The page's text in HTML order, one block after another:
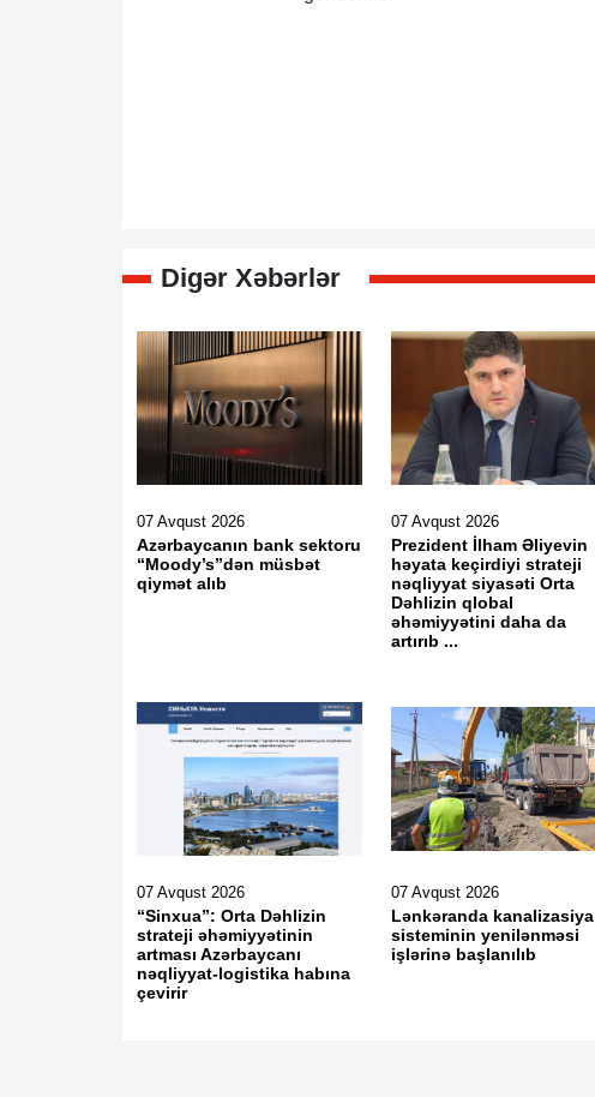
Digər Xəbərlər
07 Avqust 2026
Azərbaycanın bank sektoru
“Moody’s”dən müsbət
qiymət alıb
07 Avqust 2026
Prezident İlham Əliyevin
həyata keçirdiyi strateji
nəqliyyat siyasəti Orta
Dəhlizin qlobal
əhəmiyyətini daha da
artırıb ...
07 Avqust 2026
“Sinxua”: Orta Dəhlizin
strateji əhəmiyyətinin
artması Azərbaycanı
nəqliyyat-logistika habına
çevirir
07 Avqust 2026
Lənkəranda kanalizasiya
sisteminin yenilənməsi
işlərinə başlanılıb